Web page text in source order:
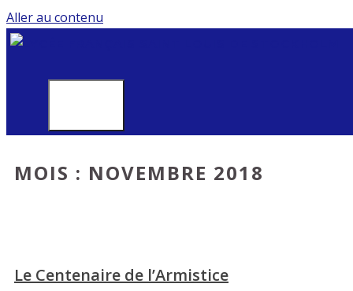
Aller au contenu
MOIS : NOVEMBRE 2018
Le Centenaire de l’Armistice